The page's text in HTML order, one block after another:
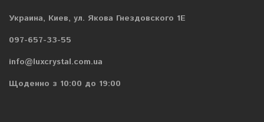
Украина, Киев, ул. Якова Гнездовского 1Е
097-657-33-55
info@luxcrystal.com.ua
Щоденно з 10:00 до 19:00